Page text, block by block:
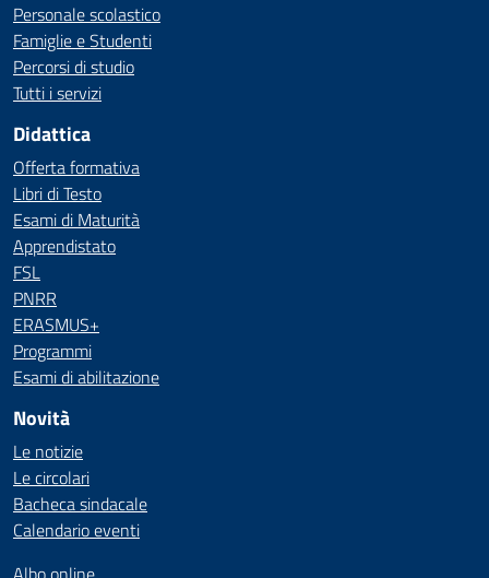
Personale scolastico
Famiglie e Studenti
Percorsi di studio
Tutti i servizi
Didattica
Offerta formativa
Libri di Testo
Esami di Maturità
Apprendistato
FSL
PNRR
ERASMUS+
Programmi
Esami di abilitazione
Novità
Le notizie
Le circolari
Bacheca sindacale
Calendario eventi